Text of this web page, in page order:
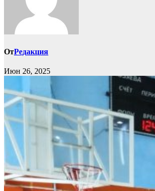
ОтРедакция
Июн 26, 2025